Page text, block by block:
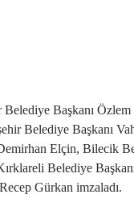
Başkanı Özlem
Belediye Başkanı
Elçin, Bilecik
Belediye
Gürkan imzaladı.